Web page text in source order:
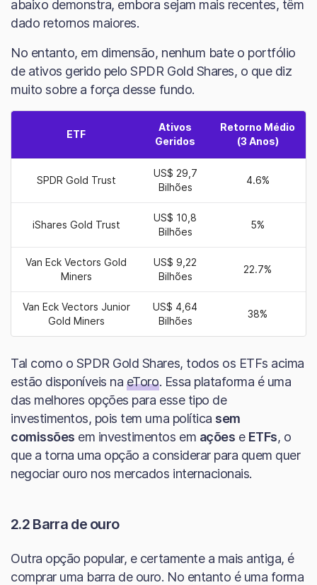
abaixo demonstra, embora sejam mais recentes, têm
dado retornos maiores.
No entanto, em dimensão, nenhum bate o portfólio
de ativos gerido pelo SPDR Gold Shares, o que diz
muito sobre a força desse fundo.
ETF
Ativos
Geridos
Retorno Médio
(3 Anos)
SPDR Gold Trust
US$ 29,7
Bilhões
4.6%
iShares Gold Trust
US$ 10,8
Bilhões
5%
Van Eck Vectors Gold
Miners
US$ 9,22
Bilhões
22.7%
Van Eck Vectors Junior
Gold Miners
US$ 4,64
Bilhões
38%
Tal como o SPDR Gold Shares, todos os ETFs acima
estão disponíveis na eToro. Essa plataforma é uma
das melhores opções para esse tipo de
investimentos, pois tem uma política sem
comissões em investimentos em ações e ETFs, o
que a torna uma opção a considerar para quem quer
negociar ouro nos mercados internacionais.
2.2 Barra de ouro
Outra opção popular, e certamente a mais antiga, é
comprar uma barra de ouro. No entanto é uma forma